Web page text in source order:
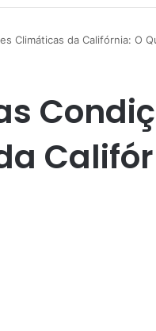
Climáticas da Califórnia: O